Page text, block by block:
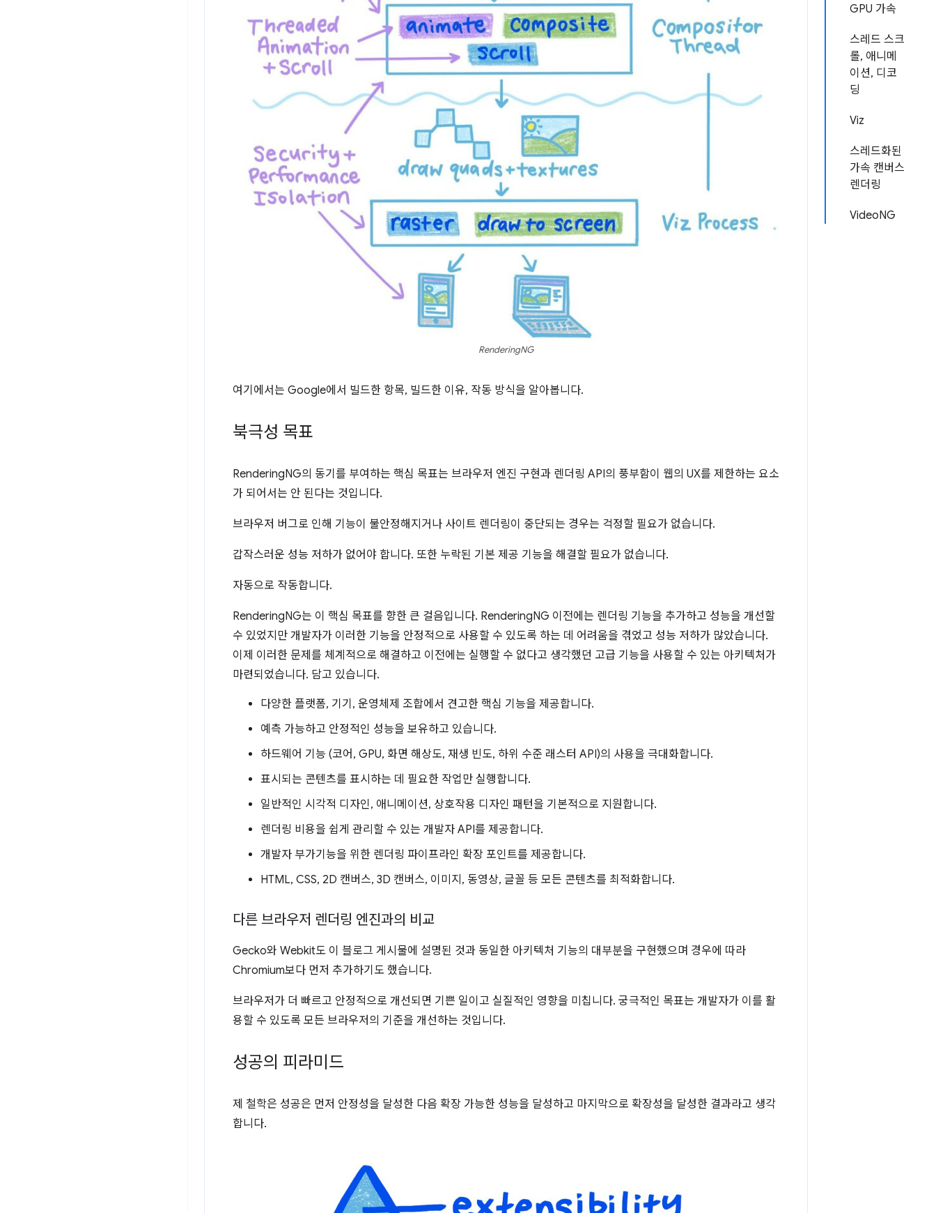
GPU 가속
스레드 스크
롤, 애니메
이션, 디코
딩
Viz
스레드화된
가속 캔버스
렌더링
VideoNG
RenderingNG
여기에서는 Google에서 빌드한 항목, 빌드한 이유, 작동 방식을 알아봅니다.
북극성 목표
RenderingNG의 동기를 부여하는 핵심 목표는 브라우저 엔진 구현과 렌더링 API의 풍부함이 웹의 UX를 제한하는 요소
가 되어서는 안 된다는 것입니다.
브라우저 버그로 인해 기능이 불안정해지거나 사이트 렌더링이 중단되는 경우는 걱정할 필요가 없습니다.
갑작스러운 성능 저하가 없어야 합니다. 또한 누락된 기본 제공 기능을 해결할 필요가 없습니다.
자동으로 작동합니다.
RenderingNG는 이 핵심 목표를 향한 큰 걸음입니다. RenderingNG 이전에는 렌더링 기능을 추가하고 성능을 개선할
수 있었지만 개발자가 이러한 기능을 안정적으로 사용할 수 있도록 하는 데 어려움을 겪었고 성능 저하가 많았습니다.
이제 이러한 문제를 체계적으로 해결하고 이전에는 실행할 수 없다고 생각했던 고급 기능을 사용할 수 있는 아키텍처가
마련되었습니다. 담고 있습니다.
다양한 플랫폼, 기기, 운영체제 조합에서 견고한 핵심 기능을 제공합니다.
예측 가능하고 안정적인 성능을 보유하고 있습니다.
하드웨어 기능 (코어, GPU, 화면 해상도, 재생 빈도, 하위 수준 래스터 API)의 사용을 극대화합니다.
표시되는 콘텐츠를 표시하는 데 필요한 작업만 실행합니다.
일반적인 시각적 디자인, 애니메이션, 상호작용 디자인 패턴을 기본적으로 지원합니다.
렌더링 비용을 쉽게 관리할 수 있는 개발자 API를 제공합니다.
개발자 부가기능을 위한 렌더링 파이프라인 확장 포인트를 제공합니다.
HTML, CSS, 2D 캔버스, 3D 캔버스, 이미지, 동영상, 글꼴 등 모든 콘텐츠를 최적화합니다.
다른 브라우저 렌더링 엔진과의 비교
Gecko와 Webkit도 이 블로그 게시물에 설명된 것과 동일한 아키텍처 기능의 대부분을 구현했으며 경우에 따라
Chromium보다 먼저 추가하기도 했습니다.
브라우저가 더 빠르고 안정적으로 개선되면 기쁜 일이고 실질적인 영향을 미칩니다. 궁극적인 목표는 개발자가 이를 활
용할 수 있도록 모든 브라우저의 기준을 개선하는 것입니다.
성공의 피라미드
제 철학은 성공은 먼저 안정성을 달성한 다음 확장 가능한 성능을 달성하고 마지막으로 확장성을 달성한 결과라고 생각
합니다.